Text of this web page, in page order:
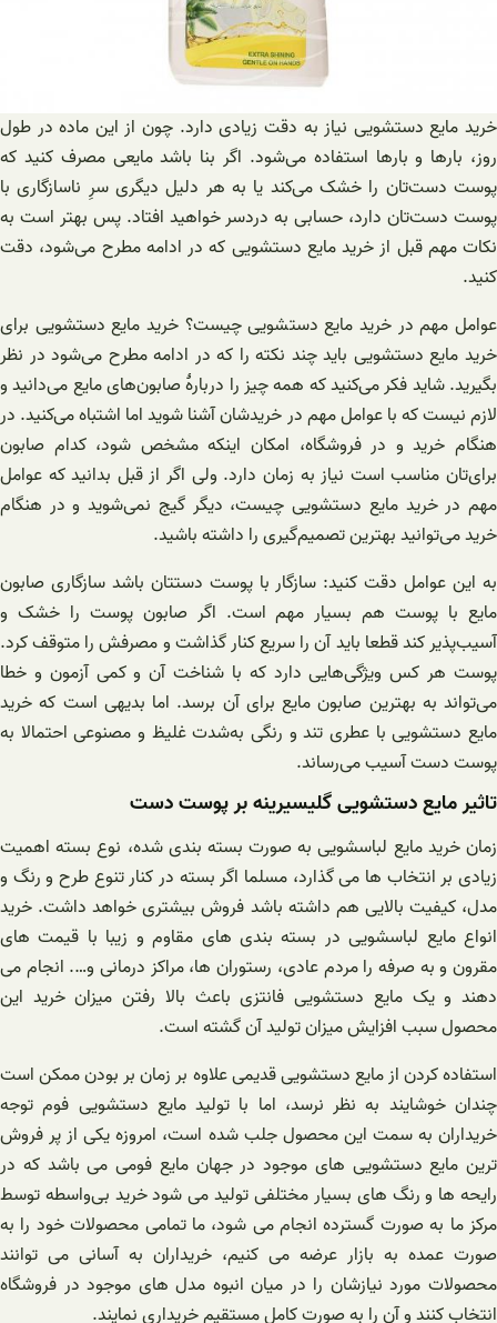
خرید مایع دستشویی نیاز به دقت زیادی دارد. چون از این ماده در طول
روز، بارها و بارها استفاده می‌شود. اگر بنا باشد مایعی مصرف کنید که
پوست دست‌تان را خشک می‌کند یا به هر دلیل دیگری سرِ ناسازگاری با
پوست دست‌تان دارد، حسابی به دردسر خواهید افتاد. پس بهتر است به
نکات مهم قبل از خرید مایع دستشویی که در ادامه مطرح می‌شود، دقت
کنید.
عوامل مهم در خرید مایع دستشویی چیست؟ خرید مایع دستشویی برای
خرید مایع دستشویی باید چند نکته را که در ادامه مطرح می‌شود در نظر
بگیرید. شاید فکر می‌کنید که همه چیز را دربارهٔ صابون‌های مایع می‌دانید و
لازم نیست که با عوامل مهم در خریدشان آشنا شوید اما اشتباه می‌کنید. در
هنگام خرید و در فروشگاه، امکان اینکه مشخص شود، کدام صابون
برای‌تان مناسب‌ است نیاز به زمان دارد. ولی اگر از قبل بدانید که عوامل
مهم در خرید مایع دستشویی چیست، دیگر گیج نمی‌شوید و در هنگام
خرید می‌توانید بهترین تصمیم‌گیری را داشته باشید.
به این عوامل دقت کنید: سازگار با پوست دستتان باشد سازگاری صابون
مایع با پوست هم بسیار مهم است. اگر صابون پوست را خشک و
آسیب‌پذیر کند قطعا باید آن را سریع کنار گذاشت و مصرفش را متوقف کرد.
پوست هر کس ویژگی‌هایی دارد که با شناخت آن و کمی آزمون و خطا
می‌تواند به بهترین صابون مایع برای آن برسد. اما بدیهی است که خرید
مایع دستشویی با عطری تند و رنگی به‌شدت غلیظ و مصنوعی احتمالا به
پوست دست آسیب می‌رساند.
تاثیر مایع دستشویی گلیسیرینه بر پوست دست
زمان خرید مایع لباسشویی به صورت بسته بندی شده، نوع بسته اهمیت
زیادی بر انتخاب ها می گذارد، مسلما اگر بسته در کنار تنوع طرح و رنگ و
مدل، کیفیت بالایی هم داشته باشد فروش بیشتری خواهد داشت. خرید
انواع مایع لباسشویی در بسته بندی های مقاوم و زیبا با قیمت های
مقرون و به صرفه را مردم عادی، رستوران ها، مراکز درمانی و…. انجام می
دهند و یک مایع دستشویی فانتزی باعث بالا رفتن میزان خرید این
محصول سبب افزایش میزان تولید آن گشته است.
استفاده کردن از مایع دستشویی قدیمی علاوه بر زمان بر بودن ممکن است
چندان خوشایند به نظر نرسد، اما با تولید مایع دستشویی فوم توجه
خریداران به سمت این محصول جلب شده است، امروزه یکی از پر فروش
ترین مایع دستشویی های موجود در جهان مایع فومی می باشد که در
رایحه ها و رنگ های بسیار مختلفی تولید می شود خرید بی‌واسطه توسط
مرکز ما به صورت گسترده انجام می شود، ما تمامی محصولات خود را به
صورت عمده به بازار عرضه می کنیم، خریداران به آسانی می توانند
محصولات مورد نیازشان را در میان انبوه مدل های موجود در فروشگاه
انتخاب کنند و آن را به صورت کامل مستقیم خریداری نمایند.